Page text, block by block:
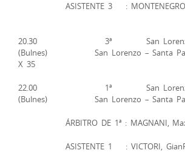
ASISTENTE 3 :
20.30 3ª San
(Bulnes) San Lorenzo – Santa
X 35
22.00 1ª San
(Bulnes) San Lorenzo – Santa
ÁRBITRO DE 1ª : MAGNANI,
ASISTENTE 1 : VICTORI,